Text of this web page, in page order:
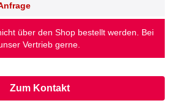
über den Shop bestellt werden. Bei
Vertrieb gerne.
Zum Kontakt